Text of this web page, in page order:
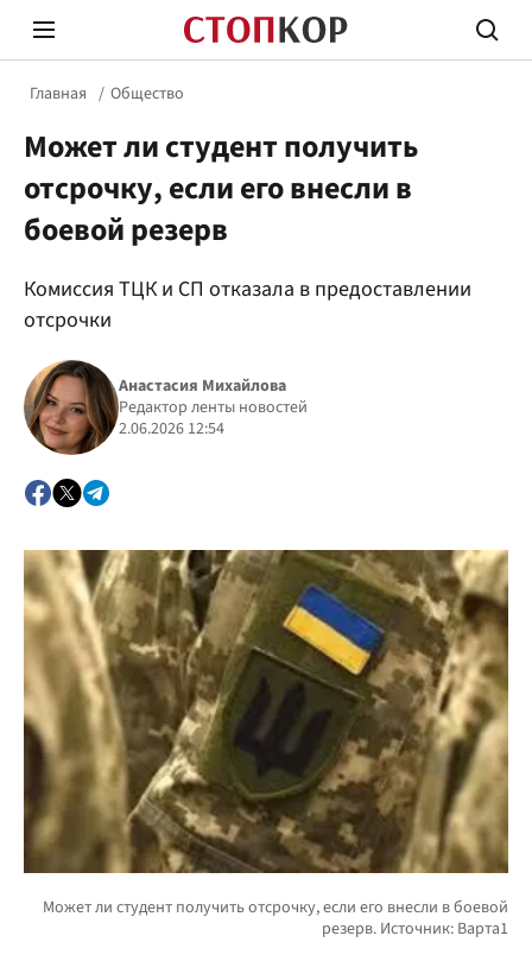
Политика
Главная Общество
Может ли студент получить
отсрочку, если его внесли в
боевой резерв
Комиссия ТЦК и СП отказала в предоставлении
отсрочки
Анастасия Михайлова
Редактор ленты новостей
2.06.2026 12:54